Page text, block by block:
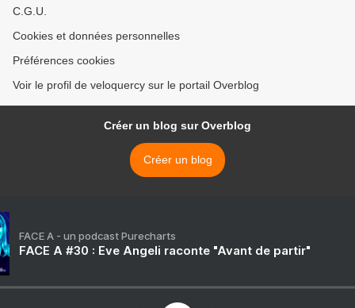
C.G.U.
Cookies et données personnelles
Préférences cookies
Voir le profil de veloquercy sur le portail Overblog
Créer un blog sur Overblog
Créer un blog
FACE A - un podcast Purecharts
FACE A #30 : Eve Angeli raconte "Avant de partir"